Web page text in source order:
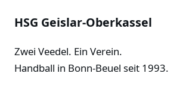
HSG Geislar-Oberkassel
Zwei Veedel. Ein Verein.
Handball in Bonn-Beuel seit 1993.